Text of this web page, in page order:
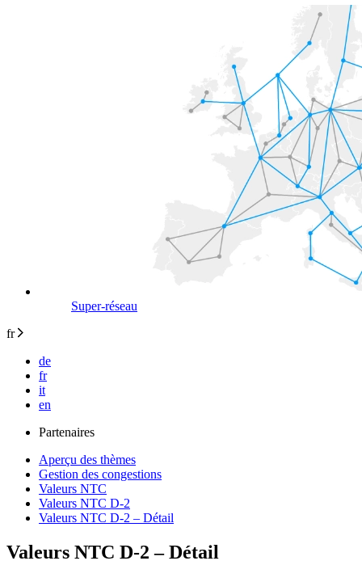
Super-réseau
fr
de
fr
it
en
Partenaires
Aperçu des thèmes
Gestion des congestions
Valeurs NTC
Valeurs NTC D-2
Valeurs NTC D-2 – Détail
Valeurs NTC D-2 – Détail